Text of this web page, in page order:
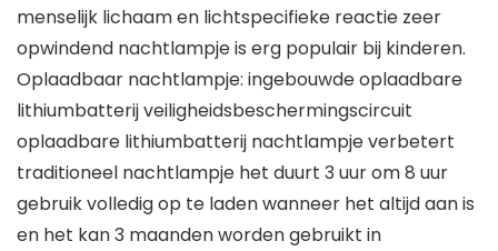
menselijk lichaam en lichtspecifieke reactie zeer
opwindend nachtlampje is erg populair bij kinderen.
Oplaadbaar nachtlampje: ingebouwde oplaadbare
lithiumbatterij veiligheidsbeschermingscircuit
oplaadbare lithiumbatterij nachtlampje verbetert
traditioneel nachtlampje het duurt 3 uur om 8 uur
gebruik volledig op te laden wanneer het altijd aan is
en het kan 3 maanden worden gebruikt in